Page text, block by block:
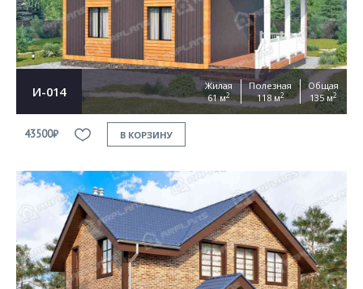
И-014
Жилая
61 м2
Полезная
118 м2
Общая
135 м2
43500₽ В КОРЗИНУ